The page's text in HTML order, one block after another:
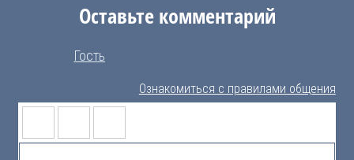
Оставьте комментарий
Гость
Ознакомиться с правилами общения